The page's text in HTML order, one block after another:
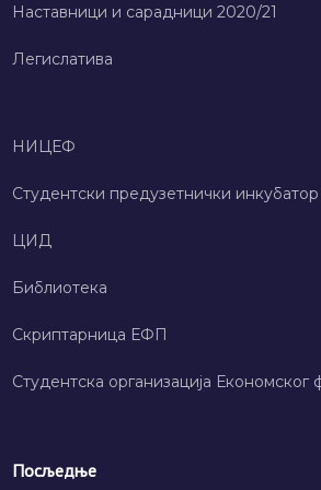
Наставници и сарадници 2020/21
Легислатива
НИЦЕФ
Студентски предузетнички инкубатор
ЦИД
Библиотека
Скриптарница ЕФП
Студентска организација Економског
Посљедње